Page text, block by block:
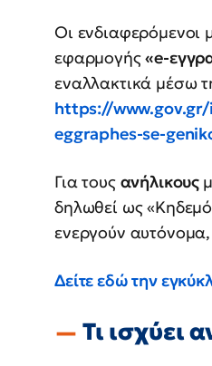
Οι
εφαρμογής«e-
εναλλακτικά μέσω
https://
eggraphes-se-
Για τους ανήλικους
δηλωθεί ως
ενεργούν
Δείτε εδώ την
Τι ισχύει